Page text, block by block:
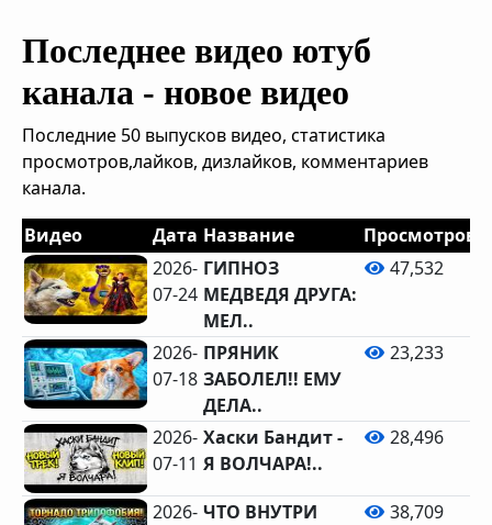
Последнее видео ютуб
канала - новое видео
Последние 50 выпусков видео, статистика
просмотров,лайков, дизлайков, комментариев
канала.
Видео
Дата Название Просмотров
2026-
07-24
ГИПНОЗ
МЕДВЕДЯ ДРУГА:
МЕЛ..
47,532
2026-
07-18
ПРЯНИК
ЗАБОЛЕЛ!! ЕМУ
ДЕЛА..
23,233
2026-
07-11
Хаски Бандит -
Я ВОЛЧАРА!..
28,496
2026- ЧТО ВНУТРИ
38,709